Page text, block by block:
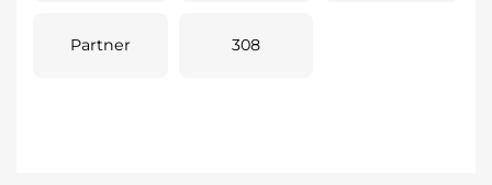
Partner 308